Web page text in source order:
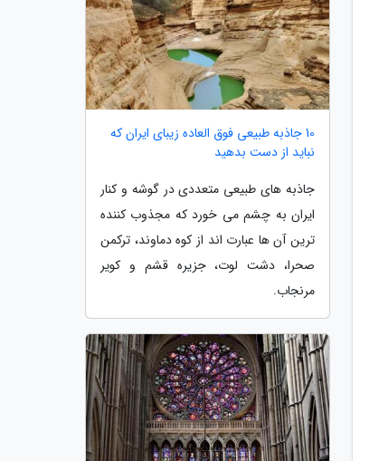
10 جاذبه طبیعی فوق العاده زیبای ایران که
نباید از دست بدهید
جاذبه های طبیعی متعددی در گوشه و کنار
ایران به چشم می خورد که مجذوب کننده
ترین آن ها عبارت اند از کوه دماوند، ترکمن
صحرا، دشت لوت، جزیره قشم و کویر
مرنجاب.